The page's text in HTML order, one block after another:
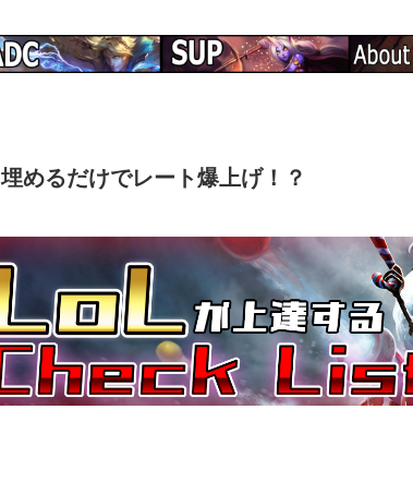
埋めるだけでレート爆上げ！？